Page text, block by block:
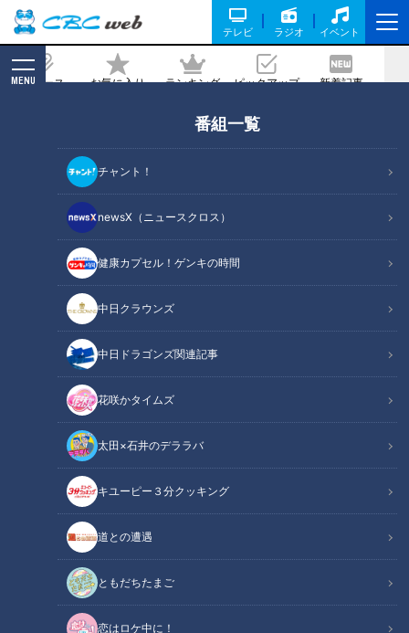
テレビ ラジオ イベント
ニュース お気に入り ランキング ピックアップ 新着記事
MENU
番組一覧
チャント！
newsX（ニュースクロス）
健康カプセル！ゲンキの時間
中日クラウンズ
中日ドラゴンズ関連記事
花咲かタイムズ
太田×石井のデララバ
キユーピー３分クッキング
道との遭遇
ともだちたまご
恋はロケ中に！
【鶴瓶のスジナシ 】
2022/08/12 20:00
鶴瓶のスジナシ
「鶴瓶のスジナシ」動画
【2012年2月14日初回放送】
舞台は銭湯の入り口。冨士さんが入り口で新聞を読んでいる
と、鶴瓶さんが女湯からフレームインして物語は始まります。